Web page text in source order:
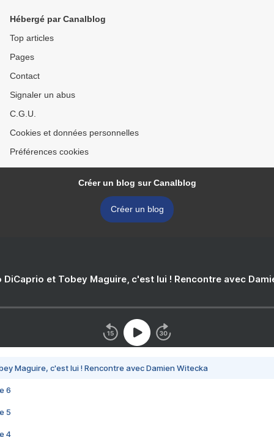
Hébergé par Canalblog
Top articles
Pages
Contact
Signaler un abus
C.G.U.
Cookies et données personnelles
Préférences cookies
Créer un blog sur Canalblog
Créer un blog
DiCaprio et Tobey Maguire, c'est lui ! Rencontre avec
Maguire, c'est lui ! Rencontre avec Damien Witecka
6
5
4